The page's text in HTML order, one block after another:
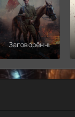
Заговорённый